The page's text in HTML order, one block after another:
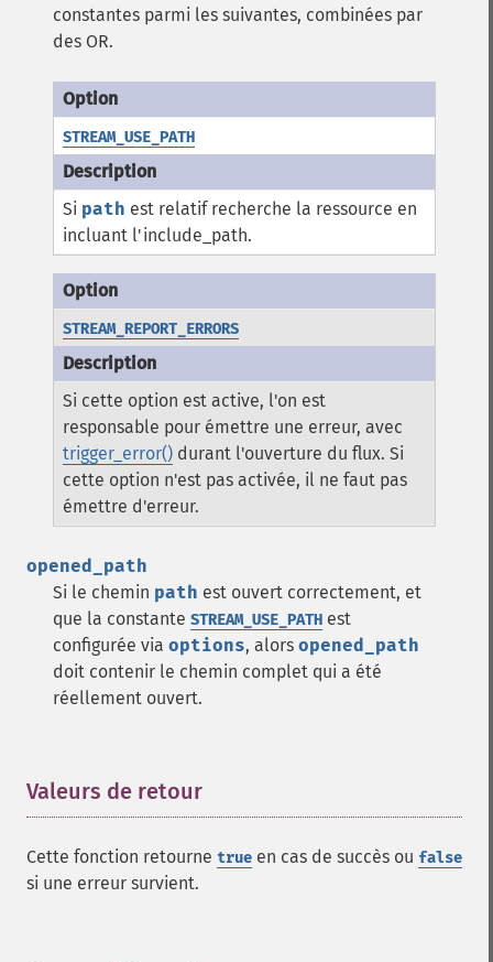
constantes parmi les suivantes, combinées par
des OR.
STREAM_USE_PATH
Si path est relatif recherche la ressource en
incluant l'include_path.
STREAM_REPORT_ERRORS
Si cette option est active, l'on est
responsable pour émettre une erreur, avec
trigger_error() durant l'ouverture du flux. Si
cette option n'est pas activée, il ne faut pas
émettre d'erreur.
opened_path
Si le chemin path est ouvert correctement, et
que la constante STREAM_USE_PATH est
configurée via options, alors opened_path
doit contenir le chemin complet qui a été
réellement ouvert.
Valeurs de retour
Cette fonction retourne true en cas de succès ou false
si une erreur survient.